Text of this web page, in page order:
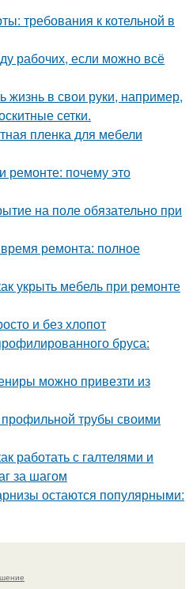
требования к котельной в
рабочих, если можно всё
жизнь в свои руки, например,
сетки.
пленка для мебели
ремонте: почему это
на поле обязательно при
ремонта: полное
укрыть мебель при ремонте
и без хлопот
бруса:
можно привезти из
профильной трубы своими
работать с галтелями и
за шагом
остаются популярными: